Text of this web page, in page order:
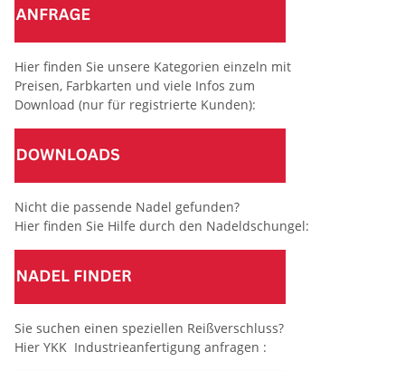
Hier finden Sie unsere Kategorien einzeln mit
Preisen, Farbkarten und viele Infos zum
Download (nur für registrierte Kunden):
Nicht die passende Nadel gefunden?
Hier finden Sie Hilfe durch den Nadeldschungel:
Sie suchen einen speziellen Reißverschluss?
Hier YKK Industrieanfertigung anfragen :